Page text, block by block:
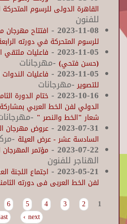
القاهرة الدولى للرسوم المتحركة
للفنون
2023-11-08
- افتتاح مهرجان
للرسوم المتحركة في دورته
2023-11-05
- فاعليات ملتقي
(حسن فتحي) -مهرجانات
2023-11-05
- فاعليات
للتصوير-مهرجانات
2023-10-16
- ختام الدورة
شعار "الخط والنصر " -
2023-07-31
- عروض مهرجان
السادسة عشر - عرض العيلة -
2023-07-22
- مؤتمر
الهناجر للفنون
2023-05-21
- اجتماع اللجنة
لفن الخط العربى فى دورته
Pages
1
2
3
4
5
6
next ›
»